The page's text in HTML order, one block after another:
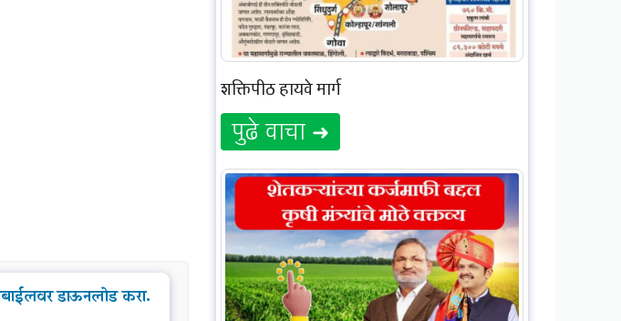
डाऊनलोड करा.
शक्तिपीठ हायवे मार्ग
पुढे वाचा ➜